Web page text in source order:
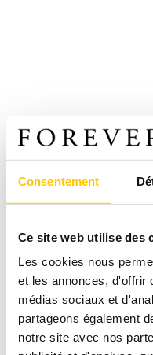
Consentement
Ce site web utilise des
Les cookies nous
et les annonces, d'offrir
médias sociaux et
partageons également
notre site avec nos